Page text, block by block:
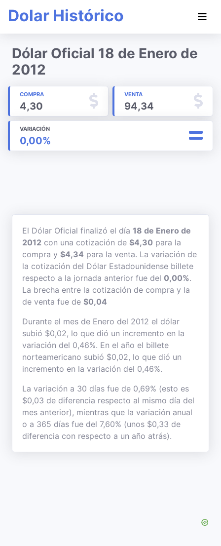
Dolar Histórico
Dólar Oficial 18 de Enero de
2012
COMPRA
4,30
VENTA
94,34
VARIACIÓN
0,00%
El Dólar Oficial finalizó el día 18 de Enero de
2012 con una cotización de $4,30 para la
compra y $4,34 para la venta. La variación de
la cotización del Dólar Estadounidense billete
respecto a la jornada anterior fue del 0,00%.
La brecha entre la cotización de compra y la
de venta fue de $0,04
Durante el mes de Enero del 2012 el dólar
subió $0,02, lo que dió un incremento en la
variación del 0,46%. En el año el billete
norteamericano subió $0,02, lo que dió un
incremento en la variación del 0,46%.
La variación a 30 días fue de 0,69% (esto es
$0,03 de diferencia respecto al mismo día del
mes anterior), mientras que la variación anual
o a 365 días fue del 7,60% (unos $0,33 de
diferencia con respecto a un año atrás).